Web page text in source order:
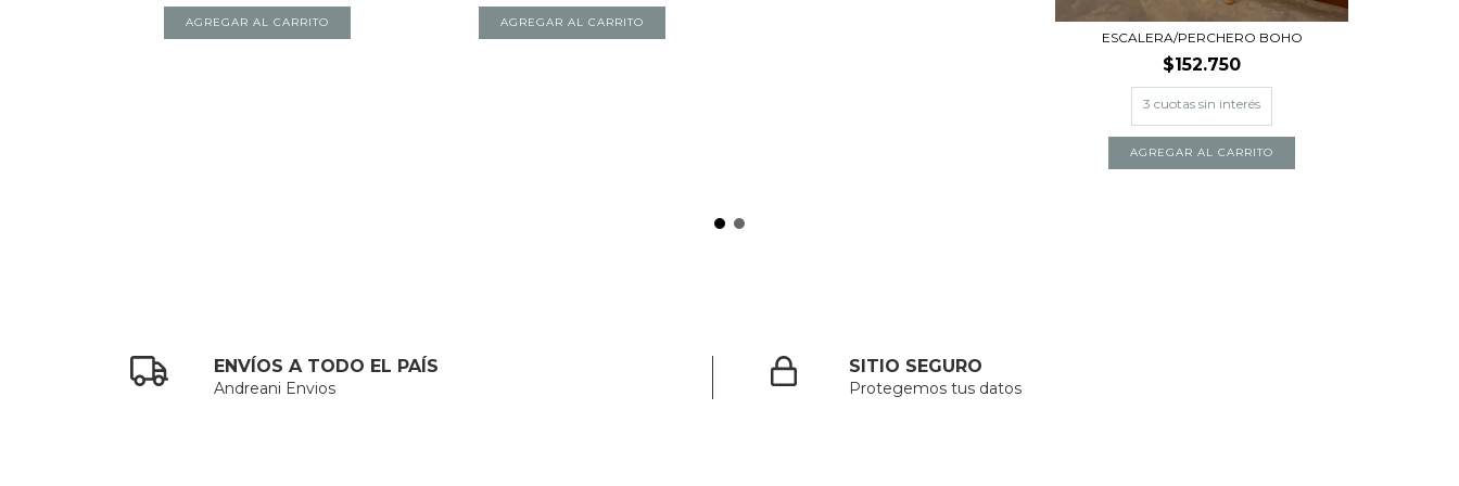
AGREGAR AL CARRITO
ESCALERA/PERCHERO BOHO
$152.750
AGREGAR AL CARRITO
ENVÍOS A TODO EL PAÍS
Andreani Envios
SITIO SEGURO
Protegemos tus datos